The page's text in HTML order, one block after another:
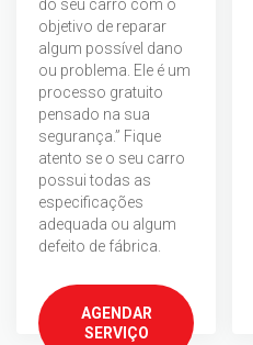
do seu carro com o
objetivo de reparar
algum possível dano
ou problema. Ele é um
processo gratuito
pensado na sua
segurança.” Fique
atento se o seu carro
possui todas as
especificações
adequada ou algum
defeito de fábrica.
AGENDAR
SERVIÇO